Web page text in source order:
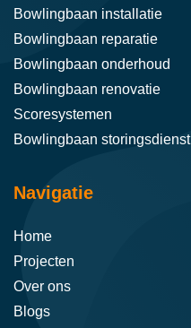
Bowlingbaan installatie
Bowlingbaan reparatie
Bowlingbaan onderhoud
Bowlingbaan renovatie
Scoresystemen
Bowlingbaan storingsdienst
Navigatie
Home
Projecten
Over ons
Blogs